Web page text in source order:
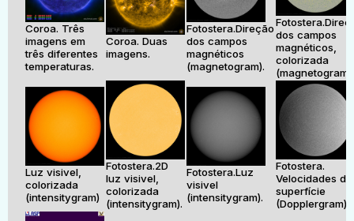
Coroa. Três
imagens em
três diferentes
temperaturas.
Coroa. Duas
imagens.
Fotostera.Direção
dos campos
magnéticos
(magnetogram).
dos campos
magnéticos,
colorizada
(magnetogram).
Luz visivel,
colorizada
(intensitygram)
Fotostera.2D
luz visivel,
colorizada
(intensitygram).
Fotostera.Luz
visivel
(intensitygram).
Fotostera.
Velocidades da
superfície
(Dopplergram).